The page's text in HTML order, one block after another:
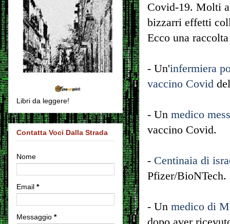
Covid-19. Molti
bizzarri effetti
Ecco una
- Un'infermiera
vaccino Covid
- Un medico
vaccino Covid.
- Centinaia di
Pfizer/BioNTech.
- Un medico di
Libri da leggere!
Contatta Voci Dalla Strada
Nome
Email *
Messaggio *